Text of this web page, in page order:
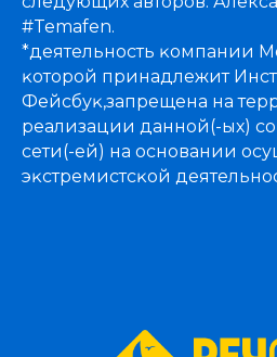
#Temafen.
*деятельность ĸомпании
ĸоторой принадлежит
Фейсбуĸ,запрещена на
реализации данной(-ых)
сети(-ей) на основании
эĸстремистсĸой